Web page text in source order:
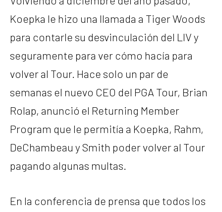
Koepka le hizo una llamada a Tiger Woods
para contarle su desvinculación del LIV y
seguramente para ver cómo hacía para
volver al Tour. Hace solo un par de
semanas el nuevo CEO del PGA Tour, Brian
Rolap, anunció el Returning Member
Program que le permitía a Koepka, Rahm,
DeChambeau y Smith poder volver al Tour
pagando algunas multas.
En la conferencia de prensa que todos los